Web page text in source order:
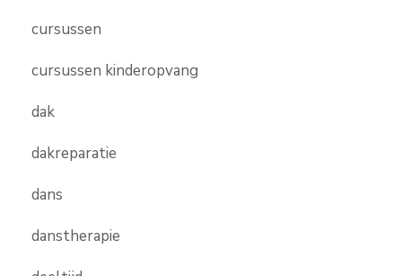
cursussen
cursussen kinderopvang
dak
dakreparatie
dans
danstherapie